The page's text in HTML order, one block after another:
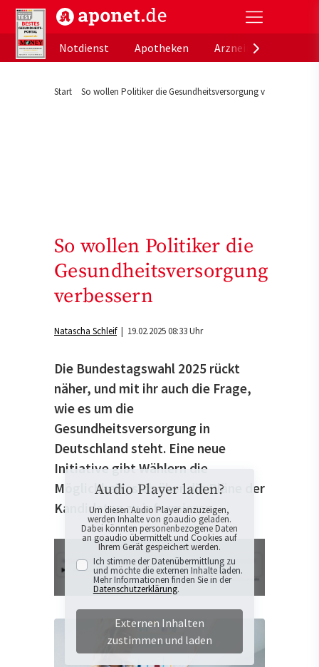
aponet.de - Das offizielle Gesundheitsportal der
Notdienst
Apotheken
Start So wollen Politiker die Gesundheitsversorgung verbessern
So wollen Politiker die
Gesundheitsversorgung
verbessern
Natascha Schleif| 19.02.2025 08:33 Uhr
Die Bundestagswahl 2025 rückt
näher, und mit ihr auch die Frage,
wie es um die
Gesundheitsversorgung in
Deutschland steht. Eine neue
Initiative gibt Wählern die
Möglichkeit, sich über die Pläne der
Kandidaten zu informieren.
Audio Player laden?
Um diesen Audio Player anzuzeigen,
werden Inhalte von goaudio geladen.
Dabei könnten personenbezogene Daten
an goaudio übermittelt und Cookies auf
Ihrem Gerät gespeichert werden.
Ich stimme der Datenübermittlung zu
und möchte die externen Inhalte laden.
Mehr Informationen finden Sie in der
Datenschutzerklärung.
Externen Inhalten
zustimmen und laden